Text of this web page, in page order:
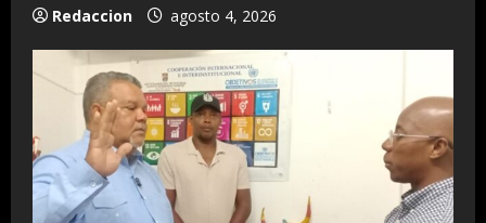
Redaccion agosto 4, 2026